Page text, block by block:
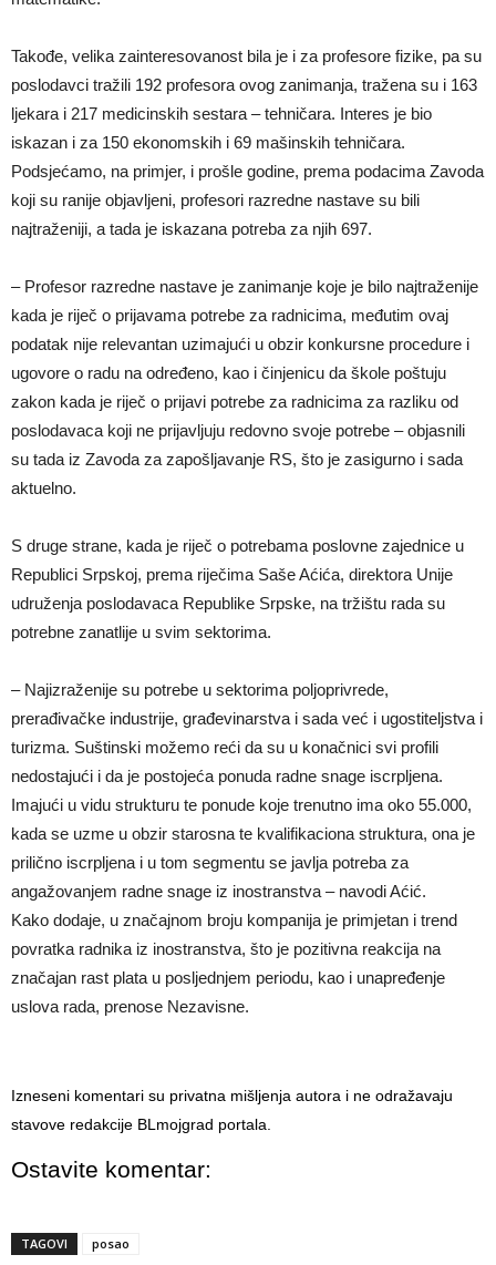
Takođe, velika zainteresovanost bila je i za profesore fizike, pa su
poslodavci tražili 192 profesora ovog zanimanja, tražena su i 163
ljekara i 217 medicinskih sestara – tehničara. Interes je bio
iskazan i za 150 ekonomskih i 69 mašinskih tehničara.
Podsjećamo, na primjer, i prošle godine, prema podacima Zavoda
koji su ranije objavljeni, profesori razredne nastave su bili
najtraženiji, a tada je iskazana potreba za njih 697.
– Profesor razredne nastave je zanimanje koje je bilo najtraženije
kada je riječ o prijavama potrebe za radnicima, međutim ovaj
podatak nije relevantan uzimajući u obzir konkursne procedure i
ugovore o radu na određeno, kao i činjenicu da škole poštuju
zakon kada je riječ o prijavi potrebe za radnicima za razliku od
poslodavaca koji ne prijavljuju redovno svoje potrebe – objasnili
su tada iz Zavoda za zapošljavanje RS, što je zasigurno i sada
aktuelno.
S druge strane, kada je riječ o potrebama poslovne zajednice u
Republici Srpskoj, prema riječima Saše Aćića, direktora Unije
udruženja poslodavaca Republike Srpske, na tržištu rada su
potrebne zanatlije u svim sektorima.
– Najizraženije su potrebe u sektorima poljoprivrede,
prerađivačke industrije, građevinarstva i sada već i ugostiteljstva i
turizma. Suštinski možemo reći da su u konačnici svi profili
nedostajući i da je postojeća ponuda radne snage iscrpljena.
Imajući u vidu strukturu te ponude koje trenutno ima oko 55.000,
kada se uzme u obzir starosna te kvalifikaciona struktura, ona je
prilično iscrpljena i u tom segmentu se javlja potreba za
angažovanjem radne snage iz inostranstva – navodi Aćić.
Kako dodaje, u značajnom broju kompanija je primjetan i trend
povratka radnika iz inostranstva, što je pozitivna reakcija na
značajan rast plata u posljednjem periodu, kao i unapređenje
uslova rada, prenose Nezavisne.
Izneseni komentari su privatna mišljenja autora i ne odražavaju
stavove redakcije BLmojgrad portala.
Ostavite komentar:
TAGOVI posao